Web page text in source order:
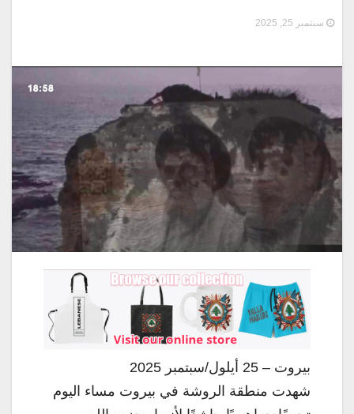
سبتمبر 25, 2025
بيروت – 25 أيلول/سبتمبر 2025
شهدت منطقة الروشة في بيروت مساء اليوم